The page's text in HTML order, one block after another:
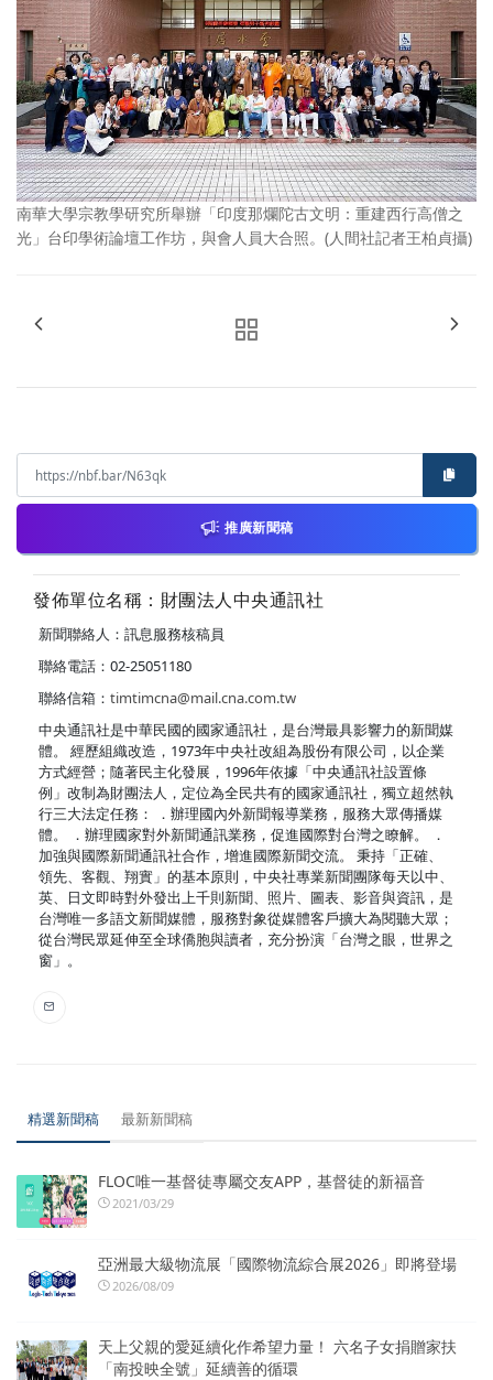
南華大學宗教學研究所舉辦「印度那爛陀古文明：重建西行高僧之
光」台印學術論壇工作坊，與會人員大合照。(人間社記者王柏貞攝)
推廣新聞稿
發佈單位名稱：財團法人中央通訊社
新聞聯絡人：訊息服務核稿員
聯絡電話：02-25051180
聯絡信箱： timtimcna@mail.cna.com.tw
中央通訊社是中華民國的國家通訊社，是台灣最具影響力的新聞媒
體。 經歷組織改造，1973年中央社改組為股份有限公司，以企業
方式經營；隨著民主化發展，1996年依據「中央通訊社設置條
例」改制為財團法人，定位為全民共有的國家通訊社，獨立超然執
行三大法定任務： ．辦理國內外新聞報導業務，服務大眾傳播媒
體。 ．辦理國家對外新聞通訊業務，促進國際對台灣之瞭解。 ．
加強與國際新聞通訊社合作，增進國際新聞交流。 秉持「正確、
領先、客觀、翔實」的基本原則，中央社專業新聞團隊每天以中、
英、日文即時對外發出上千則新聞、照片、圖表、影音與資訊，是
台灣唯一多語文新聞媒體，服務對象從媒體客戶擴大為閱聽大眾；
從台灣民眾延伸至全球僑胞與讀者，充分扮演「台灣之眼，世界之
窗」。
精選新聞稿 最新新聞稿
FLOC唯一基督徒專屬交友APP，基督徒的新福音
2021/03/29
亞洲最大級物流展「國際物流綜合展2026」即將登場
2026/08/09
天上父親的愛延續化作希望力量！ 六名子女捐贈家扶
「南投映全號」延續善的循環